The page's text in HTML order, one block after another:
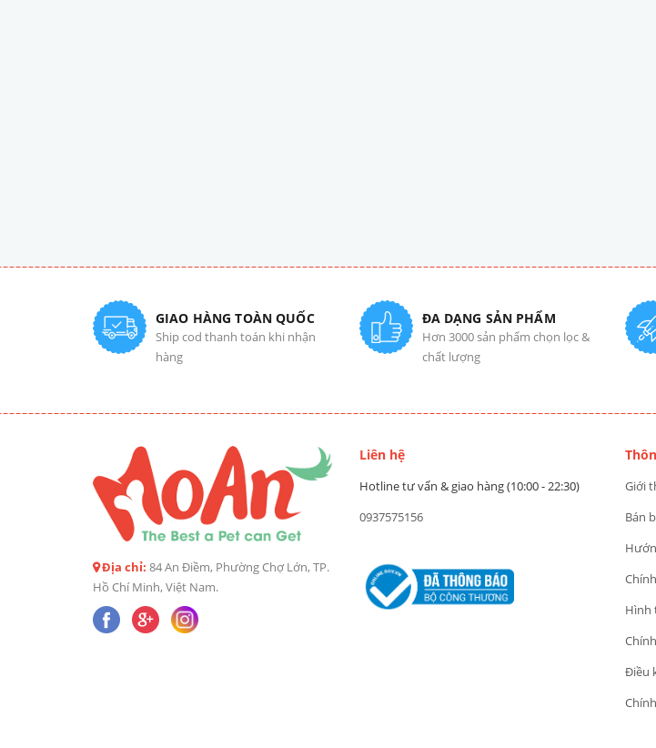
GIAO HÀNG TOÀN QUỐC
Ship cod thanh toán khi nhận
hàng
ĐA DẠNG SẢN PHẨM
Hơn 3000 sản phẩm chọn lọc &
chất lượng
Địa chỉ: 84 An Điềm, Phường Chợ Lớn, TP.
Hồ Chí Minh, Việt Nam.
Liên hệ
Hotline tư vấn & giao hàng (10:00 - 22:30)
0937575156
Giới
Bán
Hình
Điều